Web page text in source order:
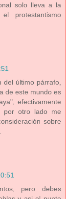
solo lleva a la
protestantismo
del último párrafo,
de este mundo es
efectivamente
por otro lado me
sobre
pero debes